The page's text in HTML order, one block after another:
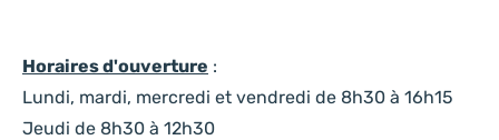
Horaires d'ouverture :
Lundi, mardi, mercredi et vendredi de 8h30 à 16h15
Jeudi de 8h30 à 12h30